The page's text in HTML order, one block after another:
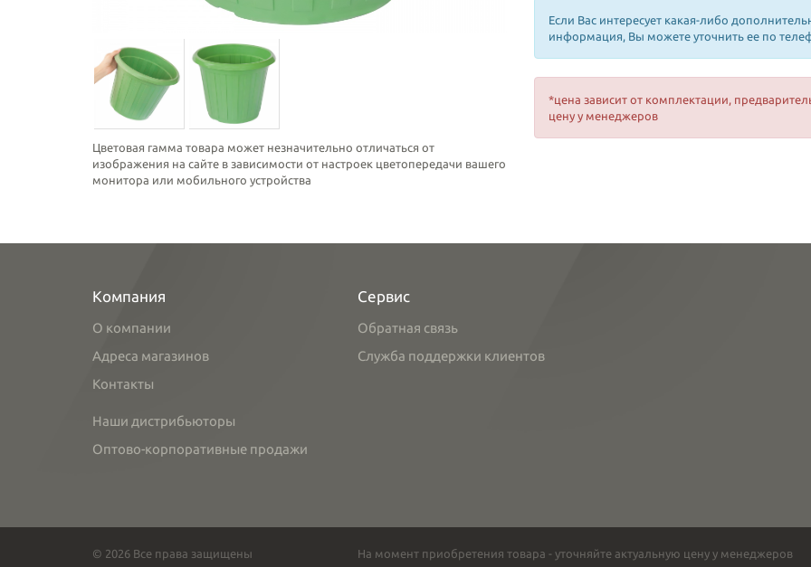
Цветовая гамма товара может незначительно отличаться от
изображения на сайте в зависимости от настроек цветопередачи вашего
монитора или мобильного устройства
Если Вас интересует какая-либо
информация, Вы можете уточнить ее по
*цена зависит от комплектации,
цену у менеджеров
Компания
О компании
Адреса магазинов
Контакты
Наши дистрибьюторы
Оптово-корпоративные продажи
Сервис
Обратная связь
Служба поддержки клиентов
© 2026 Все права защищены На момент приобретения товара - уточняйте актуальную цену у менеджеров